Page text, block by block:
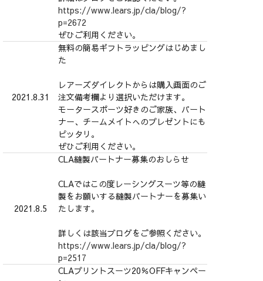
https://www.lears.jp/cla/blog/?
p=2672
ぜひご利用ください。
2021.8.31
無料の簡易ギフトラッピングはじめまし
た
レアーズダイレクトからは購入画面のご
注文備考欄より選択いただけます。
モータースポーツ好きのご家族、パート
ナー、チームメイトへのプレゼントにも
ピッタリ。
ぜひご利用ください。
2021.8.5
CLA縫製パートナー募集のおしらせ
CLAではこの度レーシングスーツ等の縫
製をお願いする縫製パートナーを募集い
たします。
詳しくは該当ブログをご参照ください。
https://www.lears.jp/cla/blog/?
p=2517
CLAプリントスーツ20％OFFキャンペー